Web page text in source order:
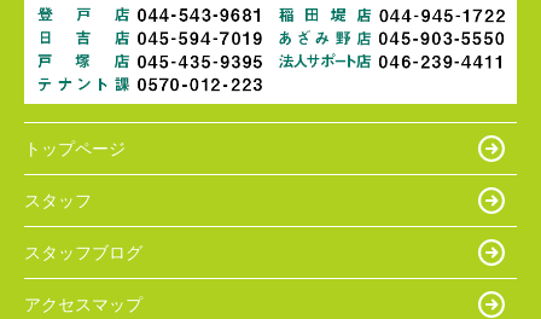
トップページ
スタッフ
スタッフブログ
アクセスマップ